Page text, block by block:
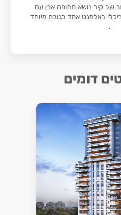
של קיר נושא מחופה אבן עם
באלמנט אחד בגובה מיוחד
.
דומים